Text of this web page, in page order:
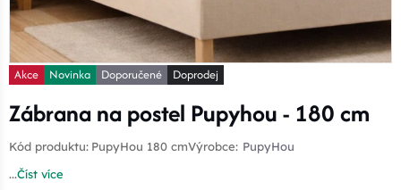
Akce Novinka Doporučené Doprodej
Zábrana na postel Pupyhou - 180 cm
Kód produktu: PupyHou 180 cmVýrobce: PupyHou
...Číst více